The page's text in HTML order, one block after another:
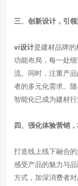
三、创新设计，引
vi设计是建材品牌的
功能布局，每一处
流。同时，注重产
者的多元化需求。
智能化已成为建材行
四、强化体验营销
打造线上线下融合
感受产品的魅力与
方式，加深消费者